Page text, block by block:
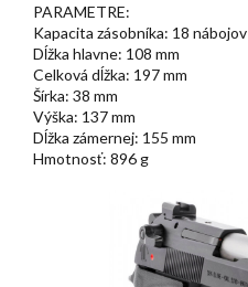
PARAMETRE:
Kapacita zásobníka: 18 nábojov
Dĺžka hlavne: 108 mm
Celková dĺžka: 197 mm
Šírka: 38 mm
Výška: 137 mm
Dĺžka zámernej: 155 mm
Hmotnosť: 896 g